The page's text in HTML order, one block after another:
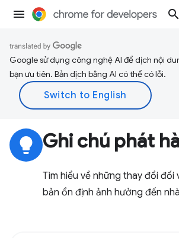
Google sử dụng công nghệ AI để dịch nội
bạn ưu tiên. Bản dịch bằng AI có thể có lỗi.
lightbulb Ghi chú phát
Tìm hiểu về những thay đổi đối
bản ổn định ảnh hưởng đến